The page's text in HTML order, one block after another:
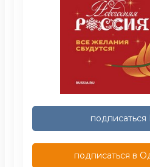
подписаться
подписаться в